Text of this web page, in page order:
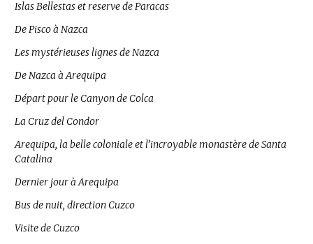
Islas Bellestas et reserve de Paracas
De Pisco à Nazca
Les mystérieuses lignes de Nazca
De Nazca à Arequipa
Départ pour le Canyon de Colca
La Cruz del Condor
Arequipa, la belle coloniale et l’incroyable monastère de Santa
Catalina
Dernier jour à Arequipa
Bus de nuit, direction Cuzco
Visite de Cuzco